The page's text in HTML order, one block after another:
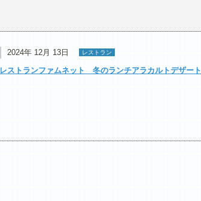
2024年 12月 13日 レストラン
レストランファムネット 冬のランチアラカルトデザート